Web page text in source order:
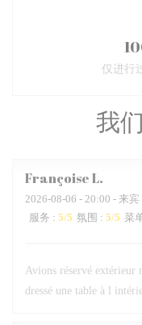
我
FrançoiseL
2026-08-06 - 20:00 - 来宾
服务 : 5/5 氛围 : 5/5 菜
Avions réservé extérieur
dressé une table à l
仅进行